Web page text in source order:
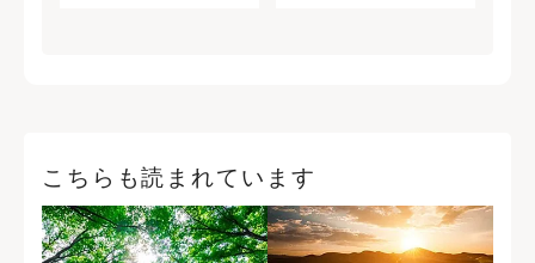
こちらも読まれています